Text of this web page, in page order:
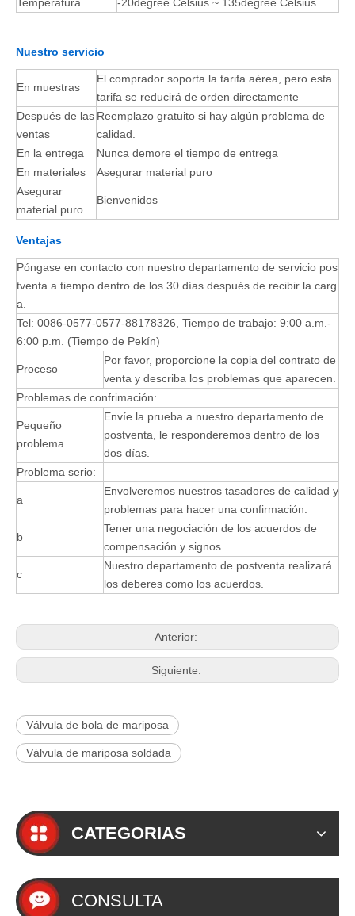
Nuestro servicio
En muestras
El comprador soporta la tarifa aérea, pero esta
tarifa se reducirá de orden directamente
Después de las
ventas
Reemplazo gratuito si hay algún problema de
calidad.
En la entrega
Nunca demore el tiempo de entrega
En materiales
Asegurar material puro
Asegurar
material puro
Bienvenidos
Ventajas
Póngase en contacto con nuestro departamento de servicio pos
tventa a tiempo dentro de los 30 días después de recibir la carg
a.
Tel: 0086-0577-0577-88178326 , Tiempo de trabajo: 9:00 a.m.-
6:00 p.m. (Tiempo de Pekín)
Proceso
Por favor, proporcione la copia del contrato de
venta y describa los problemas que aparecen.
Problemas de confrimación:
Pequeño
problema
Envíe la prueba a nuestro departamento de
postventa, le responderemos dentro de los
dos días.
Problema serio:
a
Envolveremos nuestros tasadores de calidad y
problemas para hacer una confirmación.
b
Tener una negociación de los acuerdos de
compensación y signos.
c
Nuestro departamento de postventa realizará
los deberes como los acuerdos.
Anterior:
Siguiente:
Válvula de bola de mariposa
Válvula de mariposa soldada
CATEGORIAS
CONSULTA